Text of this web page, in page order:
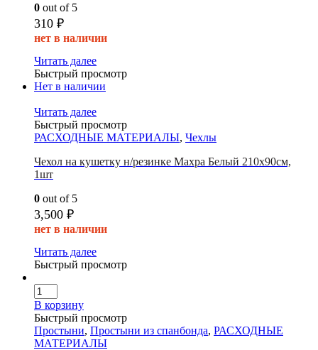
0 out of 5
310 ₽
нет в наличии
Читать далее
Быстрый просмотр
Нет в наличии
Читать далее
Быстрый просмотр
РАСХОДНЫЕ МАТЕРИАЛЫ, Чехлы
Чехол на кушетку н/резинке Махра Белый 210х90см,
1шт
0 out of 5
3,500 ₽
нет в наличии
Читать далее
Быстрый просмотр
В корзину
Быстрый просмотр
Простыни, Простыни из спанбонда, РАСХОДНЫЕ
МАТЕРИАЛЫ